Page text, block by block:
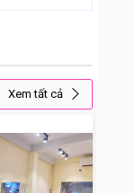
Xem tất cả